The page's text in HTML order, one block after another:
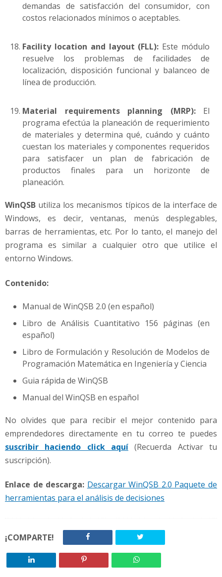
demandas de satisfacción del consumidor, con
costos relacionados mínimos o aceptables.
Facility location and layout (FLL): Este módulo
resuelve los problemas de facilidades de
localización, disposición funcional y balanceo de
línea de producción.
Material requirements planning (MRP):El
programa efectúa la planeación de requerimiento
de materiales y determina qué, cuándo y cuánto
cuestan los materiales y componentes requeridos
para satisfacer un plan de fabricación de
productos finales para un horizonte de
planeación.
WinQSB utiliza los mecanismos típicos de la interface de
Windows, es decir, ventanas, menús desplegables,
barras de herramientas, etc. Por lo tanto, el manejo del
programa es similar a cualquier otro que utilice el
entorno Windows.
Contenido:
Manual de WinQSB 2.0 (en español)
Libro de Análisis Cuantitativo 156 páginas (en
español)
Libro de Formulación y Resolución de Modelos de
Programación Matemática en Ingeniería y Ciencia
Guia rápida de WinQSB
Manual del WinQSB en español
No olvides que para recibir el mejor contenido para
emprendedores directamente en tu correo te puedes
suscribir haciendo click aquí (Recuerda Activar tu
suscripción).
Enlace de descarga: Descargar WinQSB 2.0 Paquete de
herramientas para el análisis de decisiones
¡COMPARTE!